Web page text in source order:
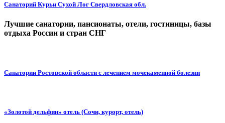
Санаторий Курьи Сухой Лог Свердловская обл.
Лучшие санатории, пансионаты, отели, гостиницы, базы
отдыха России и стран СНГ
Санатории Ростовской области с лечением мочекаменной болезни
«Золотой дельфин» отель (Сочи, курорт, отель)